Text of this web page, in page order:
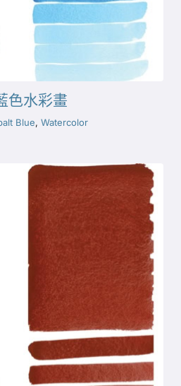
色水彩畫
Blue, Watercolor